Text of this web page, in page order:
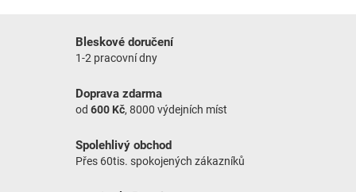
Bleskové doručení
1-2 pracovní dny
Doprava zdarma
od 600 Kč, 8000 výdejních míst
Spolehlivý obchod
Přes 60tis. spokojených zákazníků